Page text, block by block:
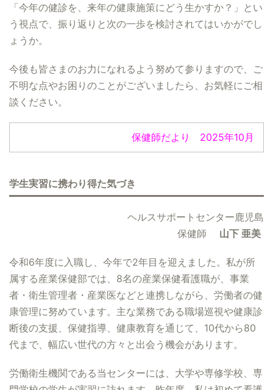
「今年の健診を、来年の健康施策にどう生かすか？」とい
う視点で、振り返りと次の一歩を検討されてはいかがでし
ょうか。
今後も皆さまのお力になれるよう努めて参りますので、ご
不明な点やお困りのことがございましたら、お気軽にご相
談ください。
保健師だより 2025年10月
学生実習に携わり得た気づき
ヘルスサポートセンター鹿児島
保健師
山下 亜美
令和6年度に入職し、今年で2年目を迎えました。私が所
属する産業保健部では、8名の産業保健看護職が、事業
者・衛生管理者・産業医などと連携しながら、労働者の健
康管理に努めています。主な業務である職場巡視や健康診
断後の支援、保健指導、健康教育を通じて、10代から80
代まで、幅広い世代の方々と出会う機会があります。
労働衛生機関である当センターには、大学や専修学校、専